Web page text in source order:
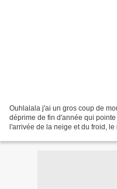
Ouhlalala j'ai un gros coup de
déprime de fin d'année qui
l'arrivée de la neige et du froid,